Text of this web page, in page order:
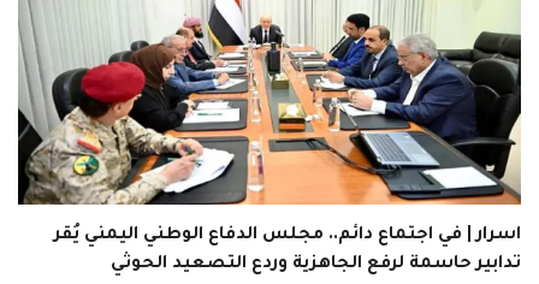
اسرار | في اجتماع دائم.. مجلس الدفاع الوطني اليمني يُقر
تدابير حاسمة لرفع الجاهزية وردع التصعيد الحوثي